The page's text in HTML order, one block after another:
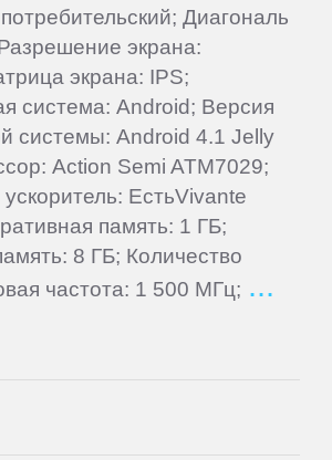
Диагональ
экрана:
экрана: IPS;
система: Android; Версия
системы: Android 4.1 Jelly
Action Semi ATM7029;
ЕстьVivante
память: 1 ГБ;
8 ГБ; Количество
частота: 1 500 МГц;